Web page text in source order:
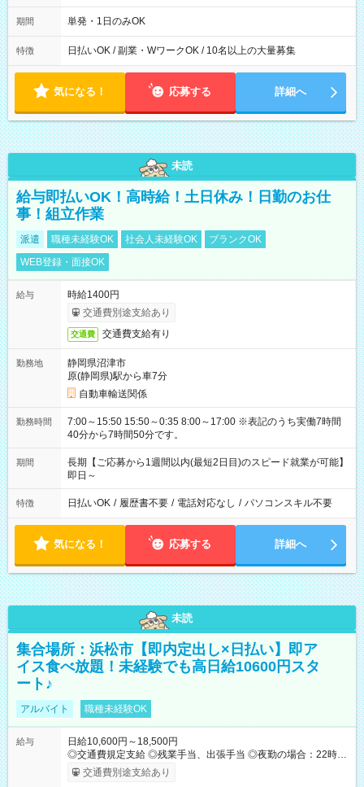
00～20：00
期間 単発・1日のみOK
特徴 日払いOK / 副業・WワークOK / 10名以上の大量募集
気になる！ 応募する 詳細へ
未読
給与即払いOK！高時給！土日休み！日勤のお仕
事！組立作業
派遣 職種未経験OK 社会人未経験OK
ブランクOK
WEB登録・面接OK
給与
時給1400円
交通費別途支給あり
交通費 交通費支給有り
勤務地
静岡県沼津市
原(静岡県)駅から車7分
自動車輸送関係
勤務時間
7:00～15:50 15:50～0:35 8:00～17:00 ※表記のうち実働7時間
40分から7時間50分です。
期間
長期【ご応募から1週間以内(最短2日目)のスピード就業が可能】
即日～
特徴 日払いOK / 履歴書不要 / 電話対応なし / パソコンスキル不要
気になる！ 応募する 詳細へ
未読
集合場所：浜松市【即内定出し×日払い】即ア
イス食べ放題！未経験でも高日給10600円スタ
ート♪
アルバイト 職種未経験OK
給与
日給10,600円～18,500円
◎交通費規定支給 ◎残業手当、出張手当 ◎夜勤の場合：22時～
翌5時は割増給与 ◎日払い・週払い可(希望者／条件有) ◎社食あ
交通費別途支給あり